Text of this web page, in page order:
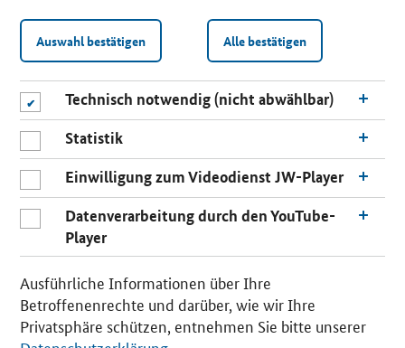
n
Auswahl bestätigen Alle bestätigen
Technisch notwendig (nicht abwählbar)
Statistik
Einwilligung zum Videodienst JW-Player
Datenverarbeitung durch den YouTube-
Player
Ausführliche Informationen über Ihre
Betroffenenrechte und darüber, wie wir Ihre
Privatsphäre schützen, entnehmen Sie bitte unserer